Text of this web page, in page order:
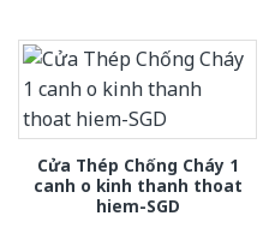
Cửa Thép Chống Cháy 1
canh o kinh thanh thoat
hiem-SGD